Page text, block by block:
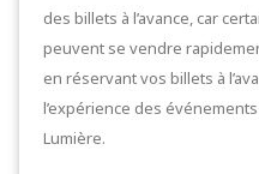
des billets à l’avance, car
peuvent se vendre
en réservant vos billets à
l’expérience des
Lumière.